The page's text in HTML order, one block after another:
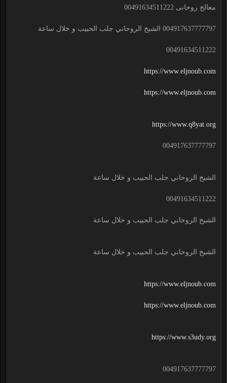
معالج روحانى 00491634511222
004917637777797 الشيخ الروحاني جلب الحبيب و خلال ساعة
00491634511222
https://www.eljnoub.com
https://www.eljnoub.com
https://www.q8yat.org
004917637777797
الشيخ الروحاني جلب الحبيب و خلال ساعة
00491634511222
الشيخ الروحاني جلب الحبيب و خلال ساعة
الشيخ الروحاني جلب الحبيب و خلال ساعة
https://www.eljnoub.com
https://www.eljnoub.com
https://www.s3udy.org
004917637777797